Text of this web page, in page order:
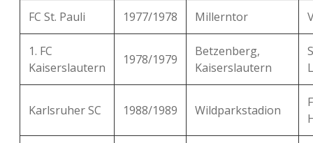
FC St. Pauli 1977/1978 Millerntor
1. FC
Kaiserslautern
1978/1979
Betzenberg,
Kaiserslautern
Karlsruher SC 1988/1989 Wildparkstadion